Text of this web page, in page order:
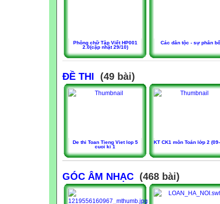
Phông chữ Tập Viết HP001
2.0(cập nhật 29/10)
Các dân tộc - sự phân bố
ĐỀ THI (49 bài)
De thi Toan Tieng Viet lop 5
cuoi ki 1
KT CK1 môn Toán lớp 2
GÓC ÂM NHẠC (468 bài)